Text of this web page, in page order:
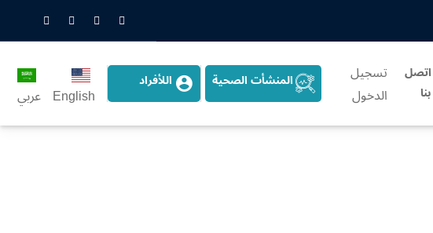
Snapchat
Twitter
LinkedIn
اتصل
بنا
تسجيل
الدخول
المنشأت الصحية اللأفراد
English عربي